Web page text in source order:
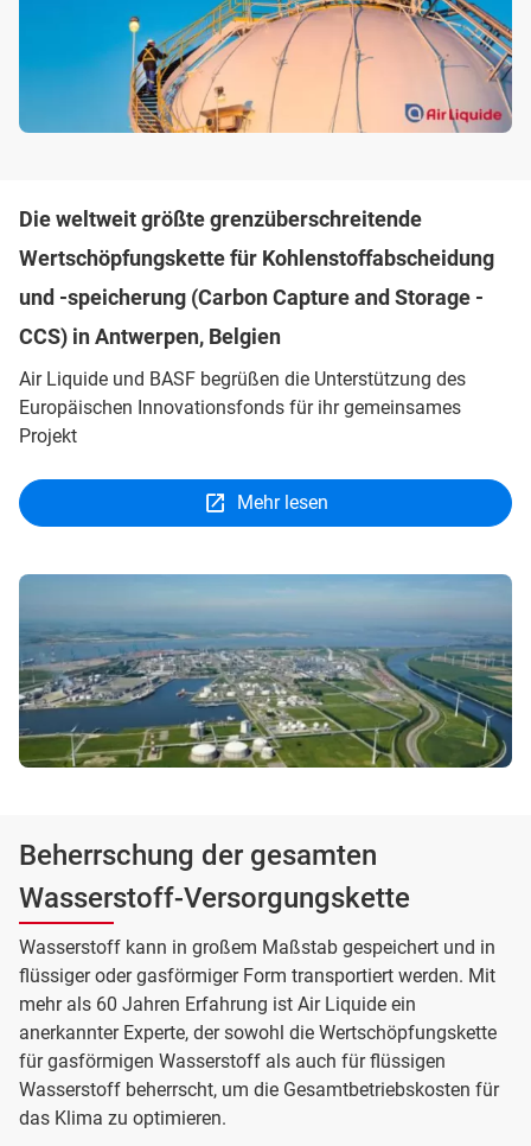
Die weltweit größte grenzüberschreitende
Wertschöpfungskette für Kohlenstoffabscheidung
und -speicherung (Carbon Capture and Storage -
CCS) in Antwerpen, Belgien
Air Liquide und BASF begrüßen die Unterstützung des
Europäischen Innovationsfonds für ihr gemeinsames
Projekt
Mehr lesen
Beherrschung der gesamten
Wasserstoff-Versorgungskette
Wasserstoff kann in großem Maßstab gespeichert und in
flüssiger oder gasförmiger Form transportiert werden. Mit
mehr als 60 Jahren Erfahrung ist Air Liquide ein
anerkannter Experte, der sowohl die Wertschöpfungskette
für gasförmigen Wasserstoff als auch für flüssigen
Wasserstoff beherrscht, um die Gesamtbetriebskosten für
das Klima zu optimieren.